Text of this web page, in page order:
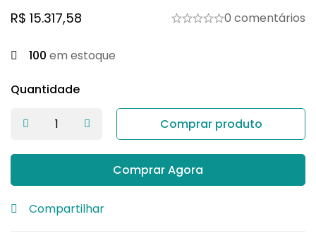
R$ 15.317,58 0 comentários
100 em estoque
Quantidade
Comprar produto
Comprar Agora
Compartilhar